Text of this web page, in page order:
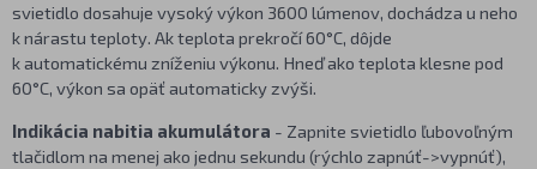
svietidlo dosahuje vysoký výkon 3600 lúmenov, dochádza u neho
k nárastu teploty. Ak teplota prekročí 60°C, dôjde
k automatickému zníženiu výkonu. Hneď ako teplota klesne pod
60°C, výkon sa opäť automaticky zvýši.
Indikácia nabitia akumulátora - Zapnite svietidlo ľubovoľným
tlačidlom na menej ako jednu sekundu (rýchlo zapnúť->vypnúť),